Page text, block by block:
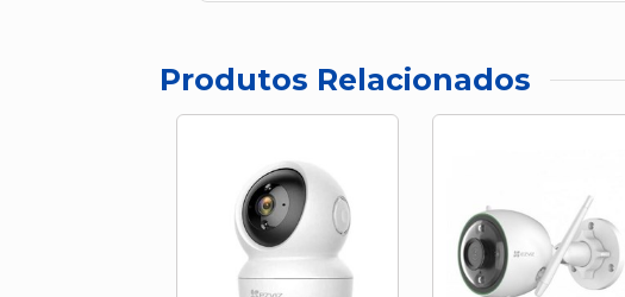
Produtos Relacionados